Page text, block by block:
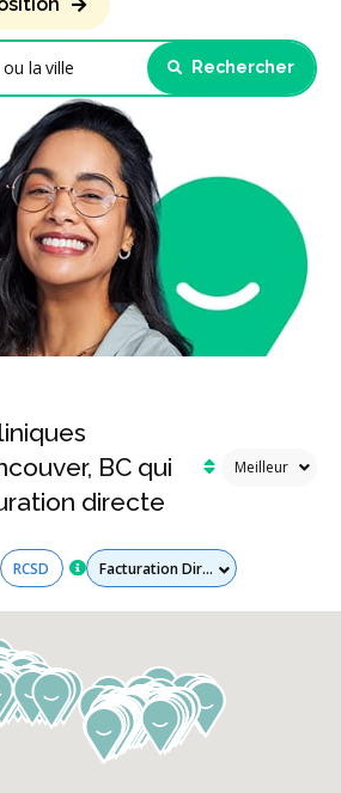
la ville Rechercher
BC qui
directe
RCSD Tous les services